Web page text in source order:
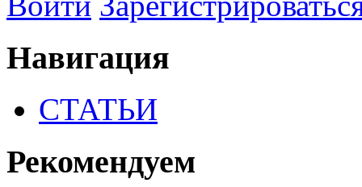
Навигация
СТАТЬИ
Рекомендуем